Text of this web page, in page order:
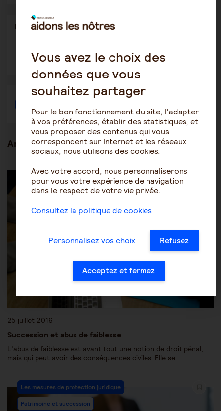
Partager l'articlePartager
Ouvrir
dans
une
autre
fenêtre
Ouvrir
dans
autre
fenêtre
Ouvrir
dans
autre
fenêtre
Articles en lien
Les mesures de protection juridique
Patrimoine et succession
25 juillet 2016
Succession et abus de faiblesse
L’abus de faiblesse est avant tout une notion de droit pénal,
mais qui peut avoir des conséquences civiles. Elle se…
Les mesures de protection juridique
Patrimoine et succession
Vous avez le choix des
données que vous
souhaitez partager
Pour le bon fonctionnement du site, l'adapter
à vos préférences, établir des statistiques, et
vous proposer des contenus qui vous
correspondent sur Internet et les réseaux
sociaux, nous utilisons des cookies.
Avec votre accord, nous personnaliserons
pour vous votre expérience de navigation
dans le respect de votre vie privée.
Consultez la politique de cookies
Personnalisez vos choix Refusez
Acceptez et fermez